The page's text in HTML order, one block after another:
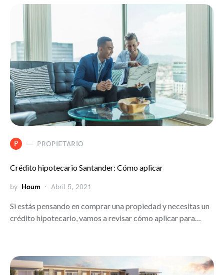
P PROPIETARIO
Crédito hipotecario Santander: Cómo aplicar
by Houm Abril 5, 2021
Si estás pensando en comprar una propiedad y necesitas un
crédito hipotecario, vamos a revisar cómo aplicar para…